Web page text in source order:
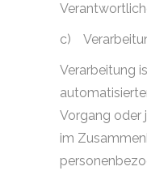
c)
Verarbeitung
Vorgang oder
im